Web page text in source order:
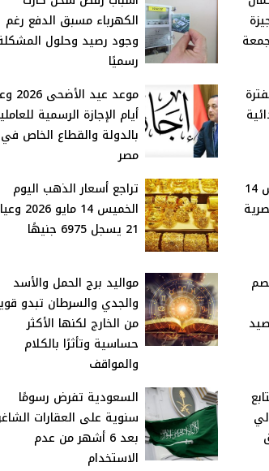
الكهرباء مسبق الدفع رغم
وجود رصيد وحلول
رسميًا
موعد
أيام الإجازة الرسمية
بالدولة والقطاع الخاص في
مصر
سعر الدولار اليوم الخميس 14
تراجع أسعار الذهب اليوم
الخميس 14 مايو
21 يسجل 6975 جنيهًا
مواليد برج الحمل والأسد
والجدي والسرطان تبدو
من الخارج لكنها الأكثر
حساسية وتأثرًا بالكلام
والمواقف
السعودية تفرض رسومًا
سنوية على العقارات
بعد 6 أشهر من عدم
الاستخدام